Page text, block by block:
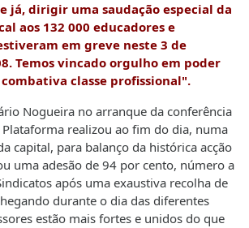
já, dirigir uma saudação especial da
aos 132 000 educadores e
em greve neste 3 de
Temos vincado orgulho em poder
classe profissional".
Nogueira no arranque da conferência
realizou ao fim do dia, numa
capital, para balanço da histórica acção
uma adesão de 94 por cento, número a
após uma exaustiva recolha de
durante o dia das diferentes
estão mais fortes e unidos do que